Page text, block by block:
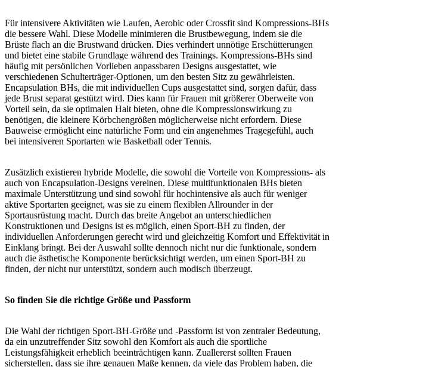
Für intensivere Aktivitäten wie Laufen, Aerobic oder Crossfit sind Kompressions-BHs
die bessere Wahl. Diese Modelle minimieren die Brustbewegung, indem sie die
Brüste flach an die Brustwand drücken. Dies verhindert unnötige Erschütterungen
und bietet eine stabile Grundlage während des Trainings. Kompressions-BHs sind
häufig mit persönlichen Vorlieben anpassbaren Designs ausgestattet, wie
verschiedenen Schulterträger-Optionen, um den besten Sitz zu gewährleisten.
Encapsulation BHs, die mit individuellen Cups ausgestattet sind, sorgen dafür, dass
jede Brust separat gestützt wird. Dies kann für Frauen mit größerer Oberweite von
Vorteil sein, da sie optimalen Halt bieten, ohne die Kompressionswirkung zu
benötigen, die kleinere Körbchengrößen möglicherweise nicht erfordern. Diese
Bauweise ermöglicht eine natürliche Form und ein angenehmes Tragegefühl, auch
bei intensiveren Sportarten wie Basketball oder Tennis.
Zusätzlich existieren hybride Modelle, die sowohl die Vorteile von Kompressions- als
auch von Encapsulation-Designs vereinen. Diese multifunktionalen BHs bieten
maximale Unterstützung und sind sowohl für hochintensive als auch für weniger
aktive Sportarten geeignet, was sie zu einem flexiblen Allrounder in der
Sportausrüstung macht. Durch das breite Angebot an unterschiedlichen
Konstruktionen und Designs ist es möglich, einen Sport-BH zu finden, der
individuellen Anforderungen gerecht wird und gleichzeitig Komfort und Effektivität in
Einklang bringt. Bei der Auswahl sollte dennoch nicht nur die funktionale, sondern
auch die ästhetische Komponente berücksichtigt werden, um einen Sport-BH zu
finden, der nicht nur unterstützt, sondern auch modisch überzeugt.
So finden Sie die richtige Größe und Passform
Die Wahl der richtigen Sport-BH-Größe und -Passform ist von zentraler Bedeutung,
da ein unzutreffender Sitz sowohl den Komfort als auch die sportliche
Leistungsfähigkeit erheblich beeinträchtigen kann. Zuallererst sollten Frauen
sicherstellen, dass sie ihre genauen Maße kennen, da viele das Problem haben, die